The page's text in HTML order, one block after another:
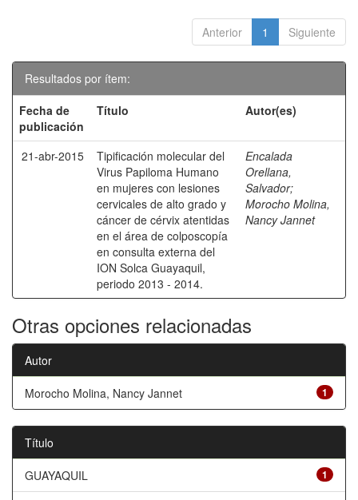
Anterior 1 Siguiente
Resultados por ítem:
Fecha de
publicación
Título Autor(es)
21-abr-2015
Tipificación molecular del
Virus Papiloma Humano
en mujeres con lesiones
cervicales de alto grado y
cáncer de cérvix atentidas
en el área de colposcopía
en consulta externa del
ION Solca Guayaquil,
periodo 2013 - 2014.
Encalada
Orellana,
Salvador;
Morocho Molina,
Nancy Jannet
Otras opciones relacionadas
Autor
1
Morocho Molina, Nancy Jannet
Título
1
GUAYAQUIL